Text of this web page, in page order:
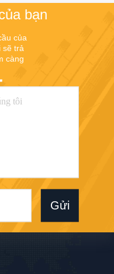
bạn
của
sẽ trả
càng
Gửi